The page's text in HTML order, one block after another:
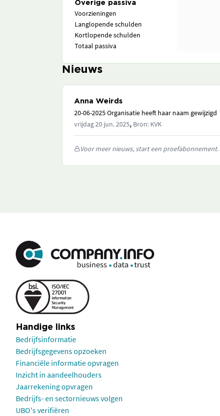
Overige passiva
Voorzieningen
Langlopende schulden
Kortlopende schulden
Totaal passiva
Nieuws
Anna Weirds
20-06-2025 Organisatie heeft haar naam gewijzigd
vrijdag 20 jun. 2025, Bron: KVK
Voor meer nieuws, start een proefabonnement.
Handige links
Bedrijfsinformatie
Bedrijfsgegevens opzoeken
Financiële informatie opvragen
Inzicht in aandeelhouders
Jaarrekening opvragen
Bedrijfs- en sectornieuws volgen
UBO's verifiëren